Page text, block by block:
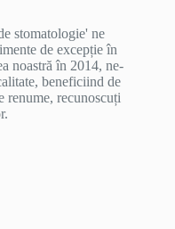
stomatologie' ne
de excepție în
noastră în 2014, ne-
beneficiind de
renume, recunoscuți